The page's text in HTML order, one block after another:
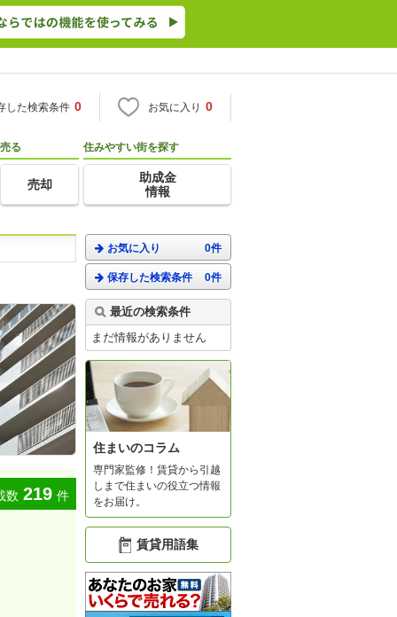
した検索条件 0 お気に入り 0
売る
売却
住みやすい街を探す
助成金
情報
数 219 件
お気に入り 0件
保存した検索条件 0件
最近の検索条件
まだ情報がありません
住まいのコラム
専門家監修！賃貸から引越
しまで住まいの役立つ情報
をお届け。
賃貸用語集